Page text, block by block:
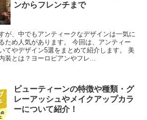
ンからフレンチまで
が、中でもアンティークなデザインは一気に
ため人気があります。 今回は、アンティー
てやデザイン5選をまとめて紹介します。 美
装とは？ヨーロピアンやフレ...
ビューティーンの特徴や種類・グ
レーアッシュやメイクアップカラ
ーについて紹介！